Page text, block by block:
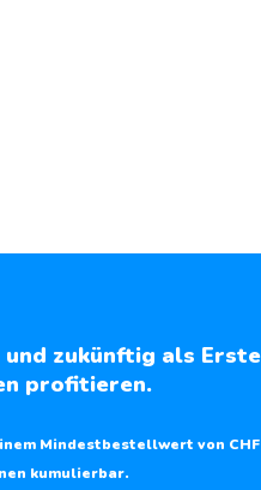
zukünftig als
profitieren.
Mindestbestellwert von CHF
kumulierbar.